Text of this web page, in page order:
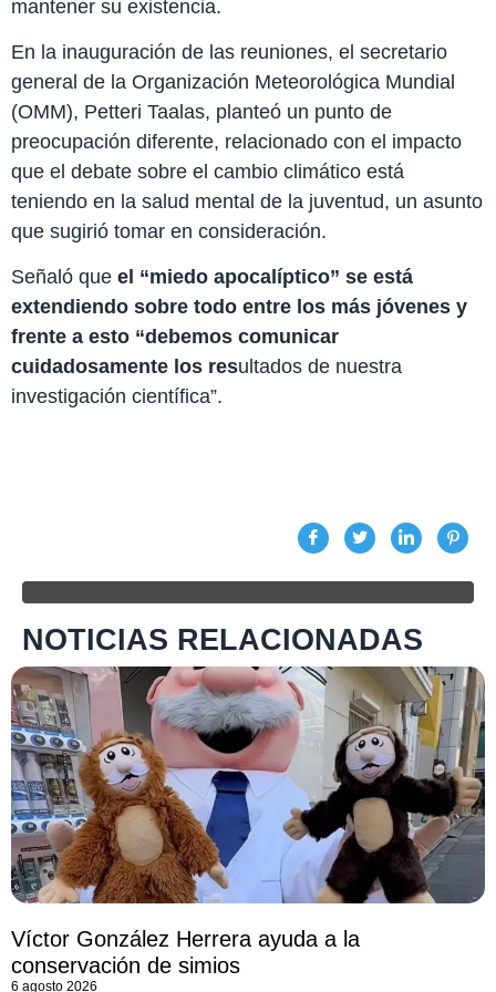
mantener su existencia.
En la inauguración de las reuniones, el secretario
general de la Organización Meteorológica Mundial
(OMM), Petteri Taalas, planteó un punto de
preocupación diferente, relacionado con el impacto
que el debate sobre el cambio climático está
teniendo en la salud mental de la juventud, un asunto
que sugirió tomar en consideración.
Señaló que el “miedo apocalíptico” se está
extendiendo sobre todo entre los más jóvenes y
frente a esto “debemos comunicar
cuidadosamente los resultados de nuestra
investigación científica”.
NOTICIAS RELACIONADAS
Víctor González Herrera ayuda a la
conservación de simios
6 agosto 2026